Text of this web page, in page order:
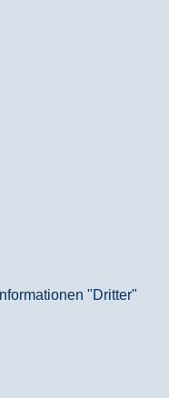
"Dritter"